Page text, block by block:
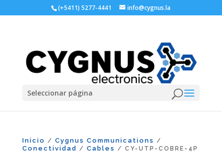
(+5411) 5277-4441 info@cygnus.la
Seleccionar página
Inicio / Cygnus Communications /
Conectividad / Cables / CY-UTP-COBRE-4P